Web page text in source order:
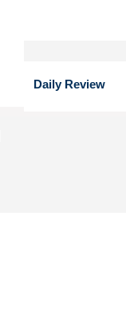
Daily Review